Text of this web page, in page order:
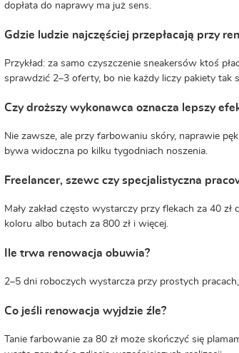
dopłata do naprawy ma już sens.
Gdzie ludzie najczęściej przepłacają przy
Przykład: za samo czyszczenie sneakersów ktoś
sprawdzić 2–3 oferty, bo nie każdy liczy pakiety tak
Czy droższy wykonawca oznacza lepszy
Nie zawsze, ale przy farbowaniu skóry, naprawie
bywa widoczna po kilku tygodniach noszenia.
Freelancer, szewc czy specjalistyczna
Mały zakład często wystarczy przy flekach za 40
koloru albo butach za 800 zł i więcej.
Ile trwa renowacja obuwia?
2–5 dni roboczych wystarcza przy prostych
Co jeśli renowacja wyjdzie źle?
Tanie farbowanie za 80 zł może skończyć się